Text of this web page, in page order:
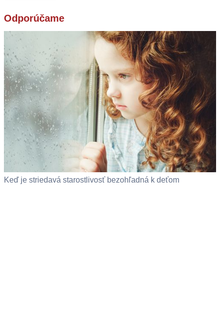
Odporúčame
Keď je striedavá starostlivosť bezohľadná k deťom